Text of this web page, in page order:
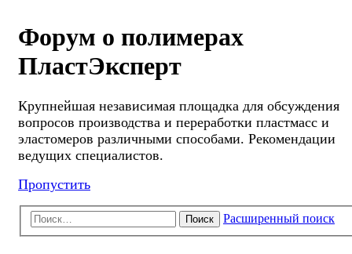
Форум о полимерах
ПластЭксперт
Крупнейшая независимая площадка для обсуждения
вопросов производства и переработки пластмасс и
эластомеров различными способами. Рекомендации
ведущих специалистов.
Пропустить
Поиск Расширенный поиск